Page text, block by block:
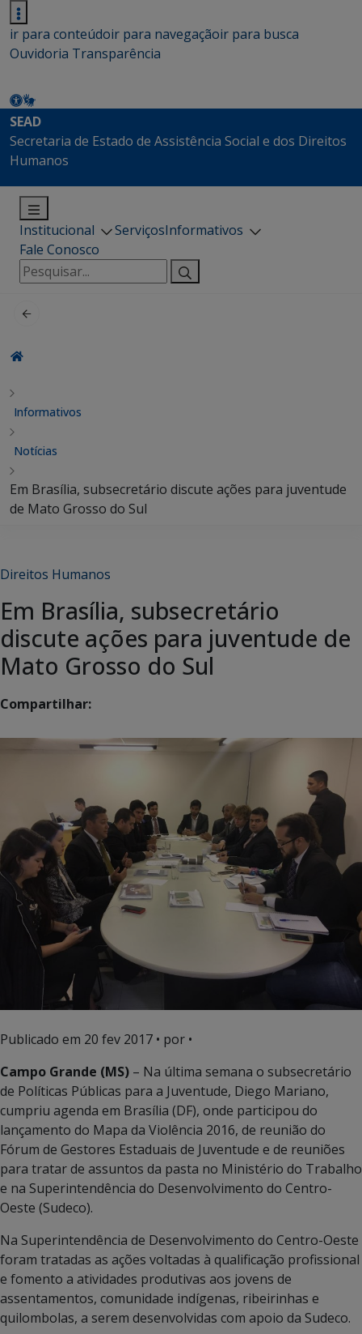
ir para conteúdoir para navegaçãoir para busca
Ouvidoria Transparência
SEAD
Secretaria de Estado de Assistência Social e dos Direitos
Humanos
Institucional ServiçosInformativos
Fale Conosco
Pesquisar
por:
Informativos
Notícias
Em Brasília, subsecretário discute ações para juventude
de Mato Grosso do Sul
Direitos Humanos
Em Brasília, subsecretário
discute ações para juventude de
Mato Grosso do Sul
Compartilhar:
Publicado em 20 fev 2017 • por •
Campo Grande (MS) – Na última semana o subsecretário
de Políticas Públicas para a Juventude, Diego Mariano,
cumpriu agenda em Brasília (DF), onde participou do
lançamento do Mapa da Violência 2016, de reunião do
Fórum de Gestores Estaduais de Juventude e de reuniões
para tratar de assuntos da pasta no Ministério do Trabalho
e na Superintendência do Desenvolvimento do Centro-
Oeste (Sudeco).
Na Superintendência de Desenvolvimento do Centro-Oeste
foram tratadas as ações voltadas à qualificação profissional
e fomento a atividades produtivas aos jovens de
assentamentos, comunidade indígenas, ribeirinhas e
quilombolas, a serem desenvolvidas com apoio da Sudeco.